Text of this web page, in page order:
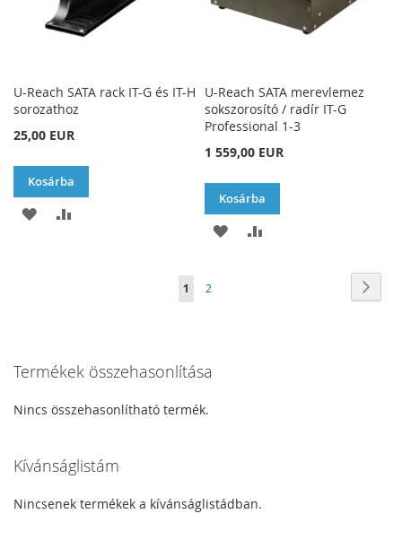
U-Reach SATA rack IT-G és IT-H
sorozathoz
25,00 EUR
Kosárba
HOZZÁADÁSÖSSZEHASONLÍTÁSHOZ
U-Reach SATA merevlemez
sokszorosító / radír IT-G
Professional 1-3
1 559,00 EUR
Kosárba
HOZZÁADÁS
You're
page
1 Oldal
2
Termékek összehasonlítása
Nincs összehasonlítható termék.
Kívánságlistám
Nincsenek termékek a kívánságlistádban.